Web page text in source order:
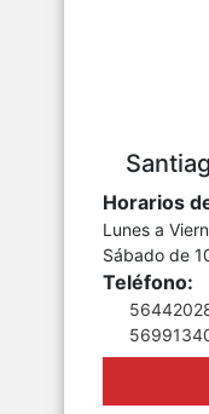
Horarios
Lunes a
Sábado de
Teléfono: